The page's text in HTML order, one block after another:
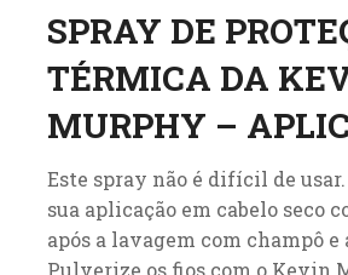
SPRAY DE
TÉRMICA DA
MURPHY –
Este spray não é difícil de usar.
sua aplicação em cabelo seco
após a lavagem com champô e
Pulverize os fios com o Kevin